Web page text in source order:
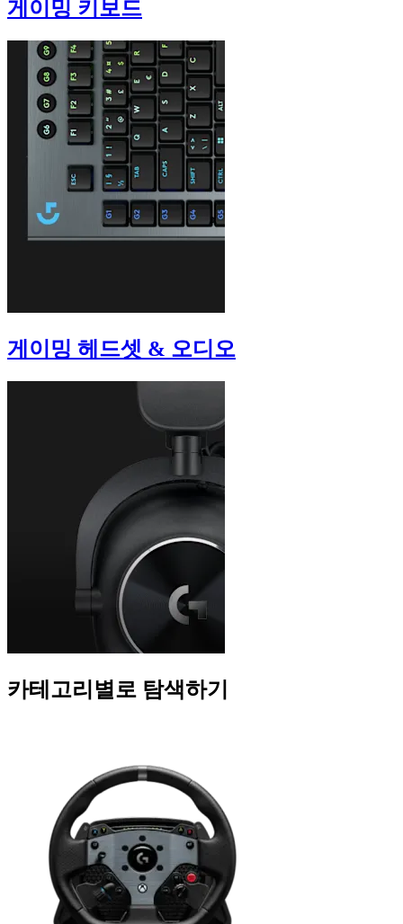
게이밍 키보드
게이밍 헤드셋 & 오디오
카테고리별로 탐색하기